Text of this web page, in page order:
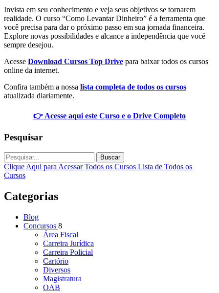
Invista em seu conhecimento e veja seus objetivos se tornarem
realidade. O curso “Como Levantar Dinheiro” é a ferramenta que
você precisa para dar o próximo passo em sua jornada financeira.
Explore novas possibilidades e alcance a independência que você
sempre desejou.
Acesse Download Cursos Top Drive para baixar todos os cursos
online da internet.
Confira também a nossa lista completa de todos os cursos
atualizada diariamente.
👉 Acesse aqui este Curso e o Drive Completo
Pesquisar
Buscar
Clique Aqui para Acessar Todos os Cursos Lista de Todos os
Cursos
Categorias
Blog
Concursos 8
Área Fiscal
Carreira Jurídica
Carreira Policial
Cartório
Diversos
Magistratura
OAB